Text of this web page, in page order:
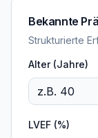
Bekannte
Strukturierte
Alter (Jahre)
LVEF (%)